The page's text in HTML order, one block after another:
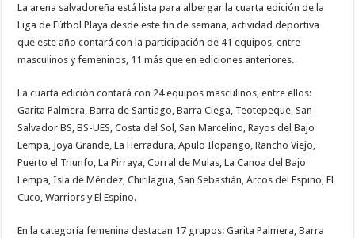
La arena salvadoreña está lista para albergar la cuarta edición de la
Liga de Fútbol Playa desde este fin de semana, actividad deportiva
que este año contará con la participación de 41 equipos, entre
masculinos y femeninos, 11 más que en ediciones anteriores.
La cuarta edición contará con 24 equipos masculinos, entre ellos:
Garita Palmera, Barra de Santiago, Barra Ciega, Teotepeque, San
Salvador BS, BS-UES, Costa del Sol, San Marcelino, Rayos del Bajo
Lempa, Joya Grande, La Herradura, Apulo Ilopango, Rancho Viejo,
Puerto el Triunfo, La Pirraya, Corral de Mulas, La Canoa del Bajo
Lempa, Isla de Méndez, Chirilagua, San Sebastián, Arcos del Espino, El
Cuco, Warriors y El Espino.
En la categoría femenina destacan 17 grupos: Garita Palmera, Barra